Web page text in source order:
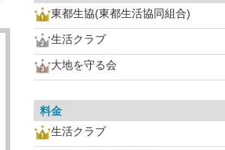
東都生協(東都生活協同組合)
生活クラブ
大地を守る会
料金
生活クラブ